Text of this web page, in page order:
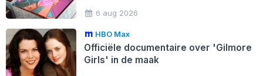
6 aug 2026
HBO Max
Officiële documentaire over 'Gilmore
Girls' in de maak